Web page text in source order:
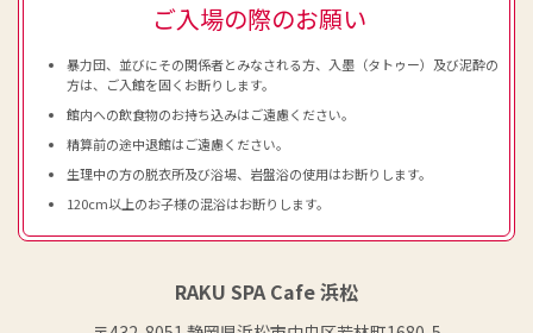
ご入場の際のお願い
暴力団、並びにその関係者とみなされる方、入墨（タトゥー）及び泥酔の
方は、ご入館を固くお断りします。
館内への飲食物のお持ち込みはご遠慮ください。
精算前の途中退館はご遠慮ください。
生理中の方の脱衣所及び浴場、岩盤浴の使用はお断りします。
120cm以上のお子様の混浴はお断りします。
RAKU SPA Cafe 浜松